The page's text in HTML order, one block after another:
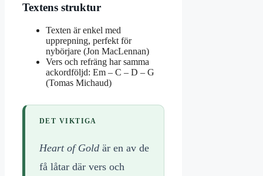
Textens struktur
Texten är enkel med
upprepning, perfekt för
nybörjare (Jon MacLennan)
Vers och refräng har samma
ackordföljd: Em – C – D – G
(Tomas Michaud)
DET VIKTIGA
Heart of Gold är en av de
få låtar där vers och